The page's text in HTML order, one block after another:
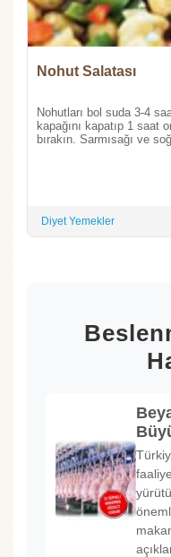
Nohut Salatası
Nohutları bol suda 3-4
kapağını kapatıp 1 saat
bırakın. Sarmısağı ve
Diyet Yemekler